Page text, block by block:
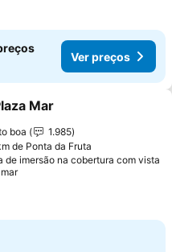
Ver preços
aos favoritos
Mar
boa
1.985
de Ponta da Fruta
de imersão na cobertura com vista